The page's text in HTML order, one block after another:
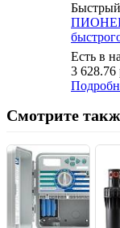
Есть в
3 628.76
Смотрите